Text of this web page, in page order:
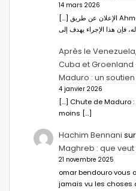
14 mars 2026
[…] الإعلان عن طريق Ahmed Abdel-Latifسفير مصر بالرباط.
Après le
Cuba et Groenland
Maduro : un
4 janvier 2026
[…] Chute de Maduro
moins […]
Hachim Bennani
Maghreb : que
21 novembre 2025
omar bendouro vous
jamais vu les choses